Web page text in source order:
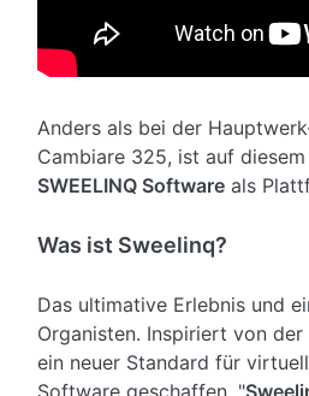
Anders als bei der
Cambiare 325, ist auf
SWEELINQ Software als
Was ist Sweelinq?
Das ultimative Erlebnis und
Organisten. Inspiriert von
ein neuer Standard für
Software geschaffen. "